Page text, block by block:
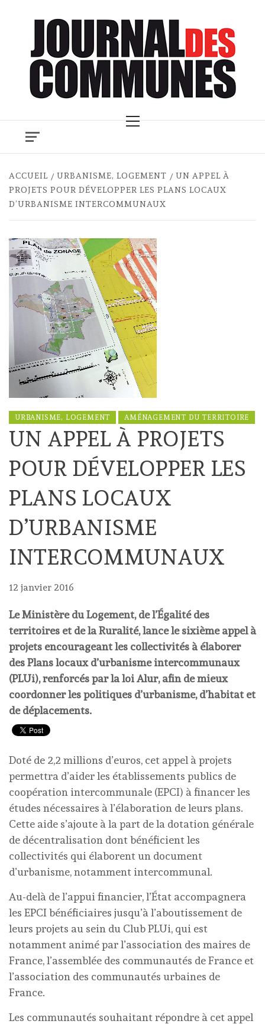
Menu
ACCUEIL URBANISME, LOGEMENT
UN APPEL À
PROJETS POUR DÉVELOPPER LES PLANS LOCAUX
D’URBANISME INTERCOMMUNAUX
URBANISME, LOGEMENT AMÉNAGEMENT DU TERRITOIRE
UN APPEL À PROJETS
POUR DÉVELOPPER LES
PLANS LOCAUX
D’URBANISME
INTERCOMMUNAUX
12 janvier 2016
Le Ministère du Logement, de l’Égalité des
territoires et de la Ruralité, lance le sixième appel à
projets encourageant les collectivités à élaborer
des Plans locaux d’urbanisme intercommunaux
(PLUi), renforcés par la loi Alur, afin de mieux
coordonner les politiques d’urbanisme, d’habitat et
de déplacements.
Doté de 2,2 millions d’euros, cet appel à projets
permettra d’aider les établissements publics de
coopération intercommunale (EPCI) à financer les
études nécessaires à l’élaboration de leurs plans.
Cette aide s’ajoute à la part de la dotation générale
de décentralisation dont bénéficient les
collectivités qui élaborent un document
d’urbanisme, notamment intercommunal.
Au-delà de l’appui financier, l’État accompagnera
les EPCI bénéficiaires jusqu’à l’aboutissement de
leurs projets au sein du Club PLUi, qui est
notamment animé par l’association des maires de
France, l’assemblée des communautés de France et
l’association des communautés urbaines de
France.
Les communautés souhaitant répondre à cet appel